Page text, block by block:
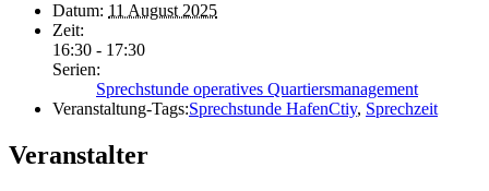
Datum: 11 August 2025
Zeit:
16:30 - 17:30
Serien:
Sprechstunde operatives Quartiersmanagement
Veranstaltung-Tags:Sprechstunde HafenCtiy, Sprechzeit
Veranstalter